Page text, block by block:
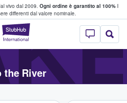
vivo dal 2009. Ogni ordine è garantito al 100%I
differenti dal valore nominale.
StubHub - Dove
biglietti
the River